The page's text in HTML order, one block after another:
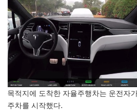
목적지에 도착한 자율주행차는 운전자
주차를 시작했다.